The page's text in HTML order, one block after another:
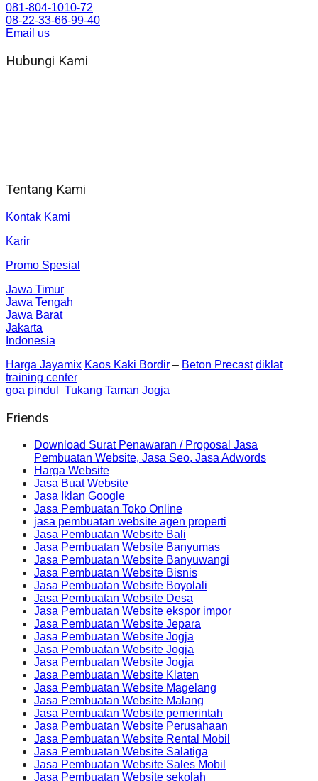
081-804-1010-72
08-22-33-66-99-40
Email us
Hubungi Kami
Tentang Kami
Kontak Kami
Karir
Promo Spesial
Jawa Timur
Jawa Tengah
Jawa Barat
Jakarta
Indonesia
Harga Jayamix Kaos Kaki Bordir – Beton Precast diklat
training center
goa pindul
Tukang Taman Jogja
Friends
Download Surat Penawaran / Proposal Jasa
Pembuatan Website, Jasa Seo, Jasa Adwords
Harga Website
Jasa Buat Website
Jasa Iklan Google
Jasa Pembuatan Toko Online
jasa pembuatan website agen properti
Jasa Pembuatan Website Bali
Jasa Pembuatan Website Banyumas
Jasa Pembuatan Website Banyuwangi
Jasa Pembuatan Website Bisnis
Jasa Pembuatan Website Boyolali
Jasa Pembuatan Website Desa
Jasa Pembuatan Website ekspor impor
Jasa Pembuatan Website Jepara
Jasa Pembuatan Website Jogja
Jasa Pembuatan Website Jogja
Jasa Pembuatan Website Jogja
Jasa Pembuatan Website Klaten
Jasa Pembuatan Website Magelang
Jasa Pembuatan Website Malang
Jasa Pembuatan Website pemerintah
Jasa Pembuatan Website Perusahaan
Jasa Pembuatan Website Rental Mobil
Jasa Pembuatan Website Salatiga
Jasa Pembuatan Website Sales Mobil
Jasa Pembuatan Website sekolah